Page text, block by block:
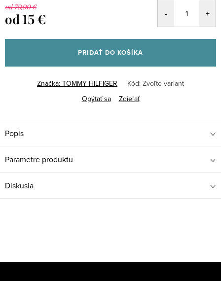
od 79,90 €
od15 €
cena:
PRIDAŤ DO KOŠÍKA
Značka: TOMMY HILFIGER Kód: Zvoľte variant
Opýtať sa
Zdieľať
Popis
Parametre produktu
Diskusia